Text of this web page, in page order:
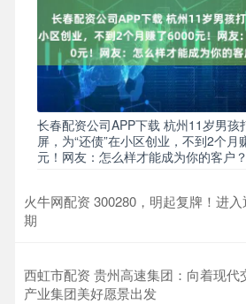
长春配资公司APP下载 杭州11岁男孩
屏，为“还债”在小区创业，不到2个月
元！网友：怎么样才能成为你的客户？
火牛网配资 300280，明起复牌！进
期
西虹市配资 贵州高速集团：向着现代
产业集团美好愿景出发